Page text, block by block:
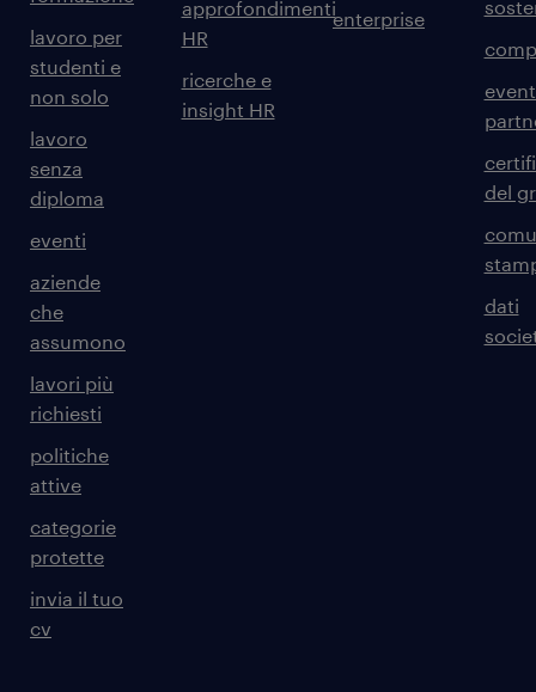
lavoro per
studenti e
non solo
lavoro
senza
diploma
eventi
aziende
che
assumono
lavori più
richiesti
politiche
attive
categorie
protette
invia il tuo
cv
approfondimenti
HR
ricerche e
insight HR
enterprise
del
dati